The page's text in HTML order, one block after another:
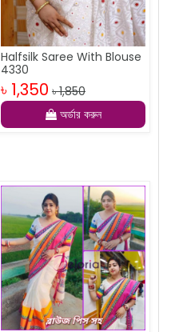
Halfsilk Saree With Blouse
4330
৳ 1,350 ৳ 1,850
অর্ডার করুন